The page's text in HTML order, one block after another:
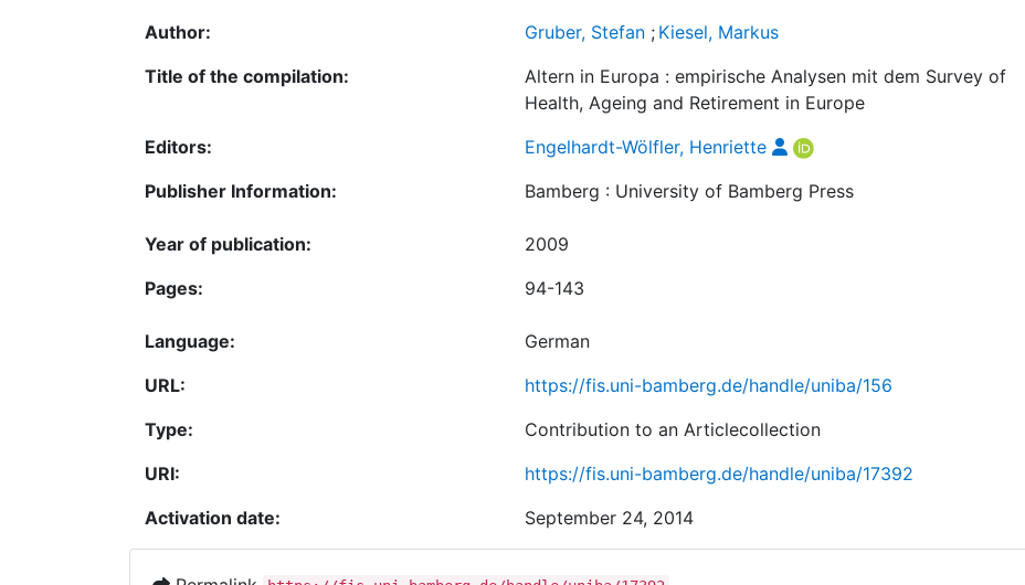
Author:
Gruber, Stefan ; Kiesel, Markus
Title of the compilation:
Altern in Europa : empirische Analysen mit dem Survey of
Health, Ageing and Retirement in Europe
Editors:
Engelhardt-Wölfler, Henriette
Publisher Information:
Bamberg : University of Bamberg Press
Year of publication:
2009
Pages:
94-143
Language:
German
URL:
https://fis.uni-bamberg.de/handle/uniba/156
Type:
Contribution to an Articlecollection
URI:
https://fis.uni-bamberg.de/handle/uniba/17392
Activation date:
September 24, 2014